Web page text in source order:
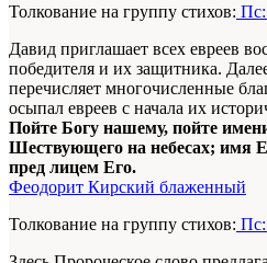
Толкование на группу стихов: Пс:
Давид приглашает всех евреев
победителя и их защитника.
перечисляет многочисленные
осыпал евреев с начала их
Пойте Богу нашему, пойте
Шествующего на небесах; имя
пред лицем Его.
Феодорит Кирский блаженный
Толкование на группу стихов: Пс: